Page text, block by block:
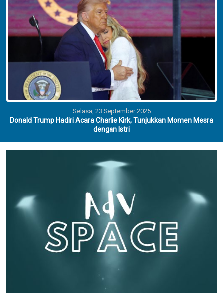
Selasa, 23 September 2025
Donald Trump Hadiri Acara Charlie Kirk, Tunjukkan Momen Mesra
dengan Istri